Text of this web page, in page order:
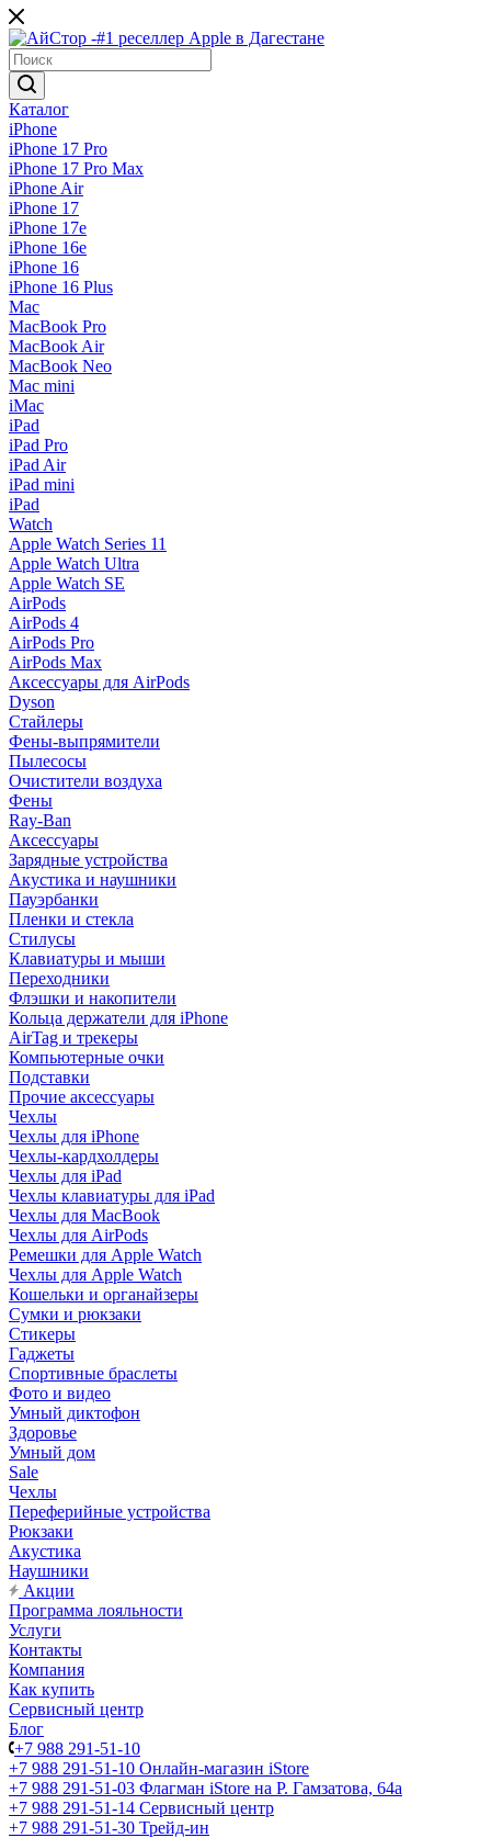
Каталог
iPhone
iPhone 17 Pro
iPhone 17 Pro Max
iPhone Air
iPhone 17
iPhone 17e
iPhone 16e
iPhone 16
iPhone 16 Plus
Mac
MacBook Pro
MacBook Air
MacBook Neo
Mac mini
iMac
iPad
iPad Pro
iPad Air
iPad mini
iPad
Watch
Apple Watch Series 11
Apple Watch Ultra
Apple Watch SE
AirPods
AirPods 4
AirPods Pro
AirPods Max
Аксессуары для AirPods
Dyson
Стайлеры
Фены-выпрямители
Пылесосы
Очистители воздуха
Фены
Ray-Ban
Аксессуары
Зарядные устройства
Акустика и наушники
Пауэрбанки
Пленки и стекла
Стилусы
Клавиатуры и мыши
Переходники
Флэшки и накопители
Кольца держатели для iPhone
AirTag и трекеры
Компьютерные очки
Подставки
Прочие аксессуары
Чехлы
Чехлы для iPhone
Чехлы-кардхолдеры
Чехлы для iPad
Чехлы клавиатуры для iPad
Чехлы для MacBook
Чехлы для AirPods
Ремешки для Apple Watch
Чехлы для Apple Watch
Кошельки и органайзеры
Сумки и рюкзаки
Стикеры
Гаджеты
Спортивные браслеты
Фото и видео
Умный диктофон
Здоровье
Умный дом
Sale
Чехлы
Переферийные устройства
Рюкзаки
Акустика
Наушники
Акции
Программа лояльности
Услуги
Контакты
Компания
Как купить
Сервисный центр
Блог
+7 988 291-51-10
+7 988 291-51-10 Онлайн-магазин iStore
+7 988 291-51-03 Флагман iStore на Р. Гамзатова, 64а
+7 988 291-51-14 Сервисный центр
+7 988 291-51-30 Трейд-ин